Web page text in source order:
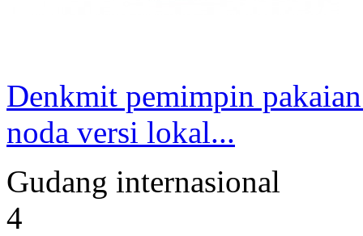
Denkmit pemimpin
noda versi lokal...
Gudang internasional
4